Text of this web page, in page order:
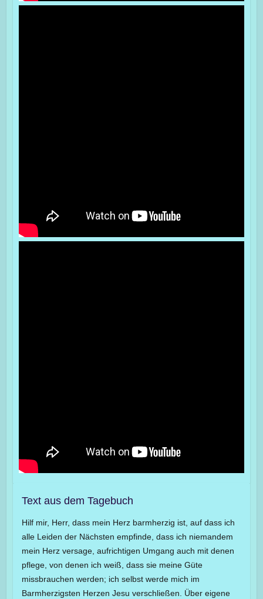
Text aus dem Tagebuch
Hilf mir, Herr, dass mein Herz barmherzig ist, auf dass ich
alle Leiden der Nächsten empfinde, dass ich niemandem
mein Herz versage, aufrichtigen Umgang auch mit denen
pflege, von denen ich weiß, dass sie meine Güte
missbrauchen werden; ich selbst werde mich im
Barmherzigsten Herzen Jesu verschließen. Über eigene